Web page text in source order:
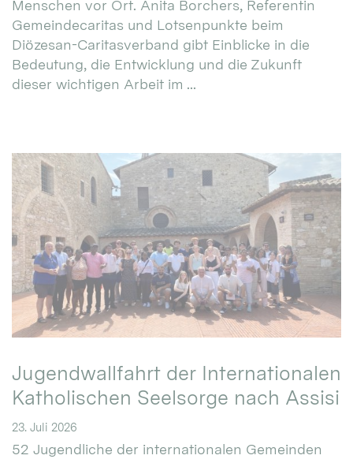
Menschen vor Ort. Anita Borchers, Referentin
Gemeindecaritas und Lotsenpunkte beim
Diözesan-Caritasverband gibt Einblicke in die
Bedeutung, die Entwicklung und die Zukunft
dieser wichtigen Arbeit im ...
Jugendwallfahrt der Internationalen
Katholischen Seelsorge nach Assisi
23. Juli 2026
52 Jugendliche der internationalen Gemeinden